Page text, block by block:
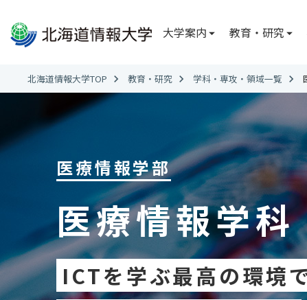
大学案内
大学案内 大学情報
北海道情報大学
理事長メッセー
学長メッセージ
副学長メッセー
建学の理念
学校法人電子開
沿革
アクセス
教育・研究
教育・研究 学部・学科
総合情報学部
経営情報学科
システム情報
情報理工学科
※2027年4月設
に変更が生じる
医療情報学部
医療情報専攻
臨床工学専攻
社会連携 広報
FD・SD ニュー
学内誌「ななか
公式 SNS
国際交流 国際交流
国際交流レポー
北海道情報大学TOP 教育・研究 学科・専攻・領域一覧
医療情報学部
医療情報学科
ICTを学ぶ最高の環境で